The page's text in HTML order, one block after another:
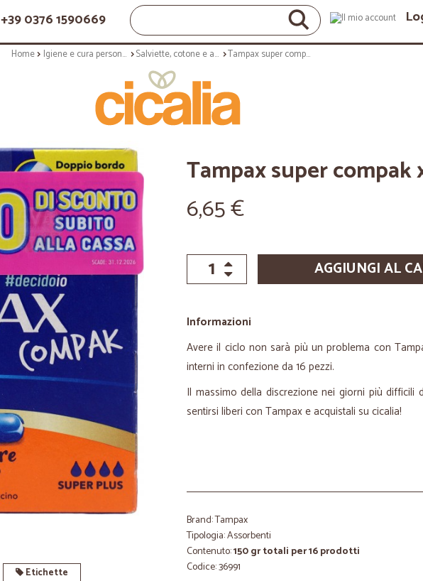
+39 0376 1590669
Home Igiene e cura personale Salviette, cotone e assorbenti Tampax super compak x16
Etichette
Tampax super compak
6,65 €
AGGIUNGI AL
Informazioni
Avere il ciclo non sarà più un problema con
interni in confezione da 16 pezzi.
Il massimo della discrezione nei giorni più difficili
sentirsi liberi con Tampax e acquistali su cicalia!
Brand: Tampax
Tipologia: Assorbenti
Contenuto:150 gr totali per 16 prodotti
Codice: 36991